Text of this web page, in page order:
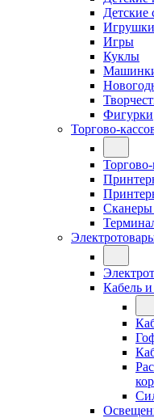
Детские
Игрушки
Игры
Куклы
Фигурки
Торгово-
Сканеры
Кабель